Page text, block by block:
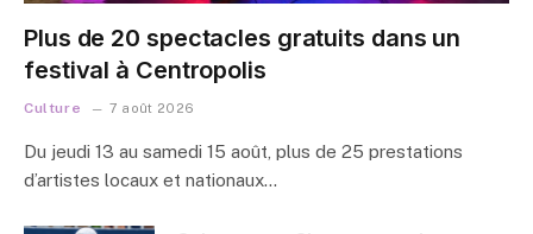
Plus de 20 spectacles gratuits dans un
festival à Centropolis
Culture 7 août 2026
Du jeudi 13 au samedi 15 août, plus de 25 prestations
d’artistes locaux et nationaux…